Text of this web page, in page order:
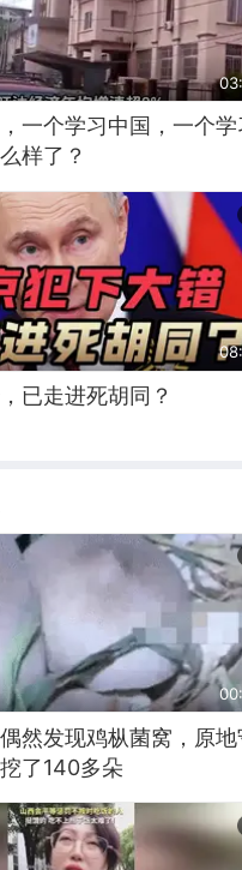
一个学习中国，一个学
样了？
已走进死胡同？
然发现鸡枞菌窝，原地
了140多朵